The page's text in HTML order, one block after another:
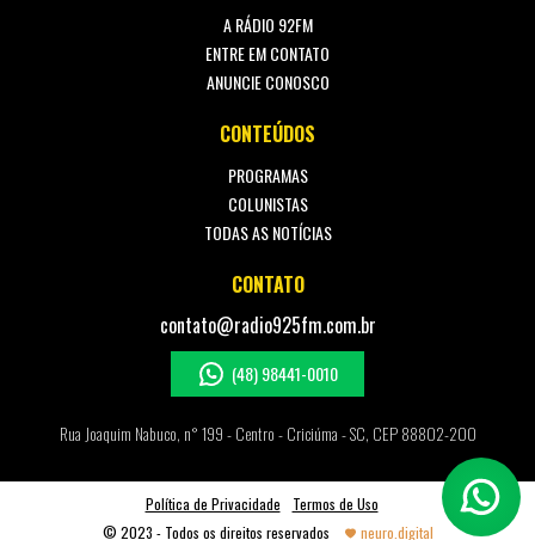
A RÁDIO 92FM
ENTRE EM CONTATO
ANUNCIE CONOSCO
CONTEÚDOS
PROGRAMAS
COLUNISTAS
TODAS AS NOTÍCIAS
CONTATO
contato@radio925fm.com.br
(48) 98441-0010
Rua Joaquim Nabuco, n° 199 - Centro - Criciúma - SC, CEP 88802-200
Política de Privacidade
Termos de Uso
© 2023 - Todos os direitos reservados
neuro.digital